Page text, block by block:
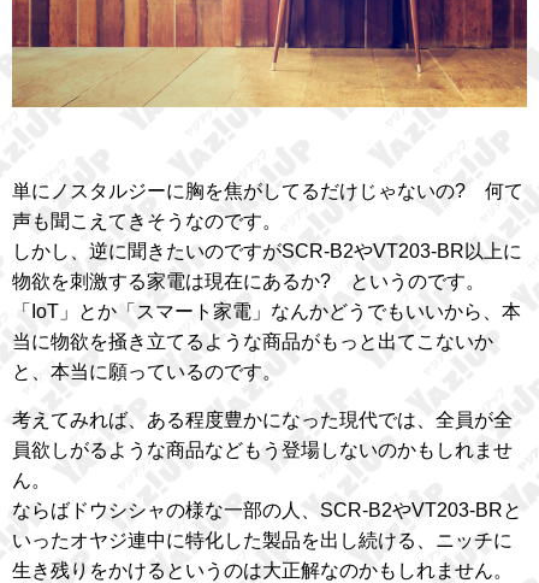
単にノスタルジーに胸を焦がしてるだけじゃないの? 何て
声も聞こえてきそうなのです。
しかし、逆に聞きたいのですがSCR-B2やVT203-BR以上に
物欲を刺激する家電は現在にあるか? というのです。
「IoT」とか「スマート家電」なんかどうでもいいから、本
当に物欲を掻き立てるような商品がもっと出てこないか
と、本当に願っているのです。
考えてみれば、ある程度豊かになった現代では、全員が全
員欲しがるような商品などもう登場しないのかもしれませ
ん。
ならばドウシシャの様な一部の人、SCR-B2やVT203-BRと
いったオヤジ連中に特化した製品を出し続ける、ニッチに
生き残りをかけるというのは大正解なのかもしれません。